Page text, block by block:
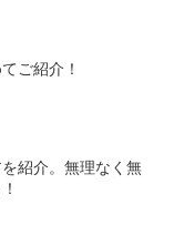
ご紹介！
紹介。無理なく無